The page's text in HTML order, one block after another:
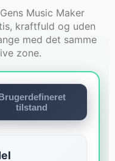
Music Maker
kraftfuld og uden
med det samme
zone.
tilstand